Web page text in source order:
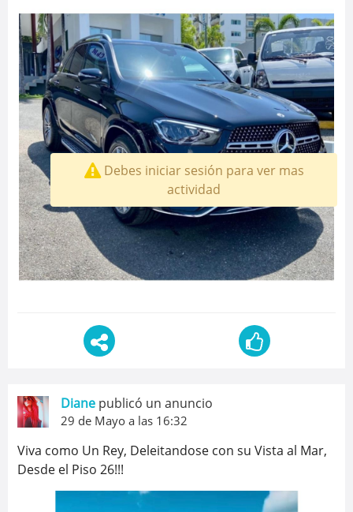
Diane publicó un anuncio
29 de Mayo a las 16:32
Viva como Un Rey, Deleitandose con su Vista al Mar,
Desde el Piso 26!!!
Debes iniciar sesión para ver mas
actividad